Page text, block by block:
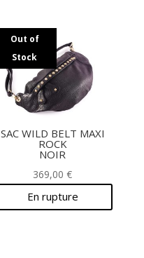
Out of
Stock
SAC WILD BELT MAXI
ROCK
NOIR
369,00€
En rupture